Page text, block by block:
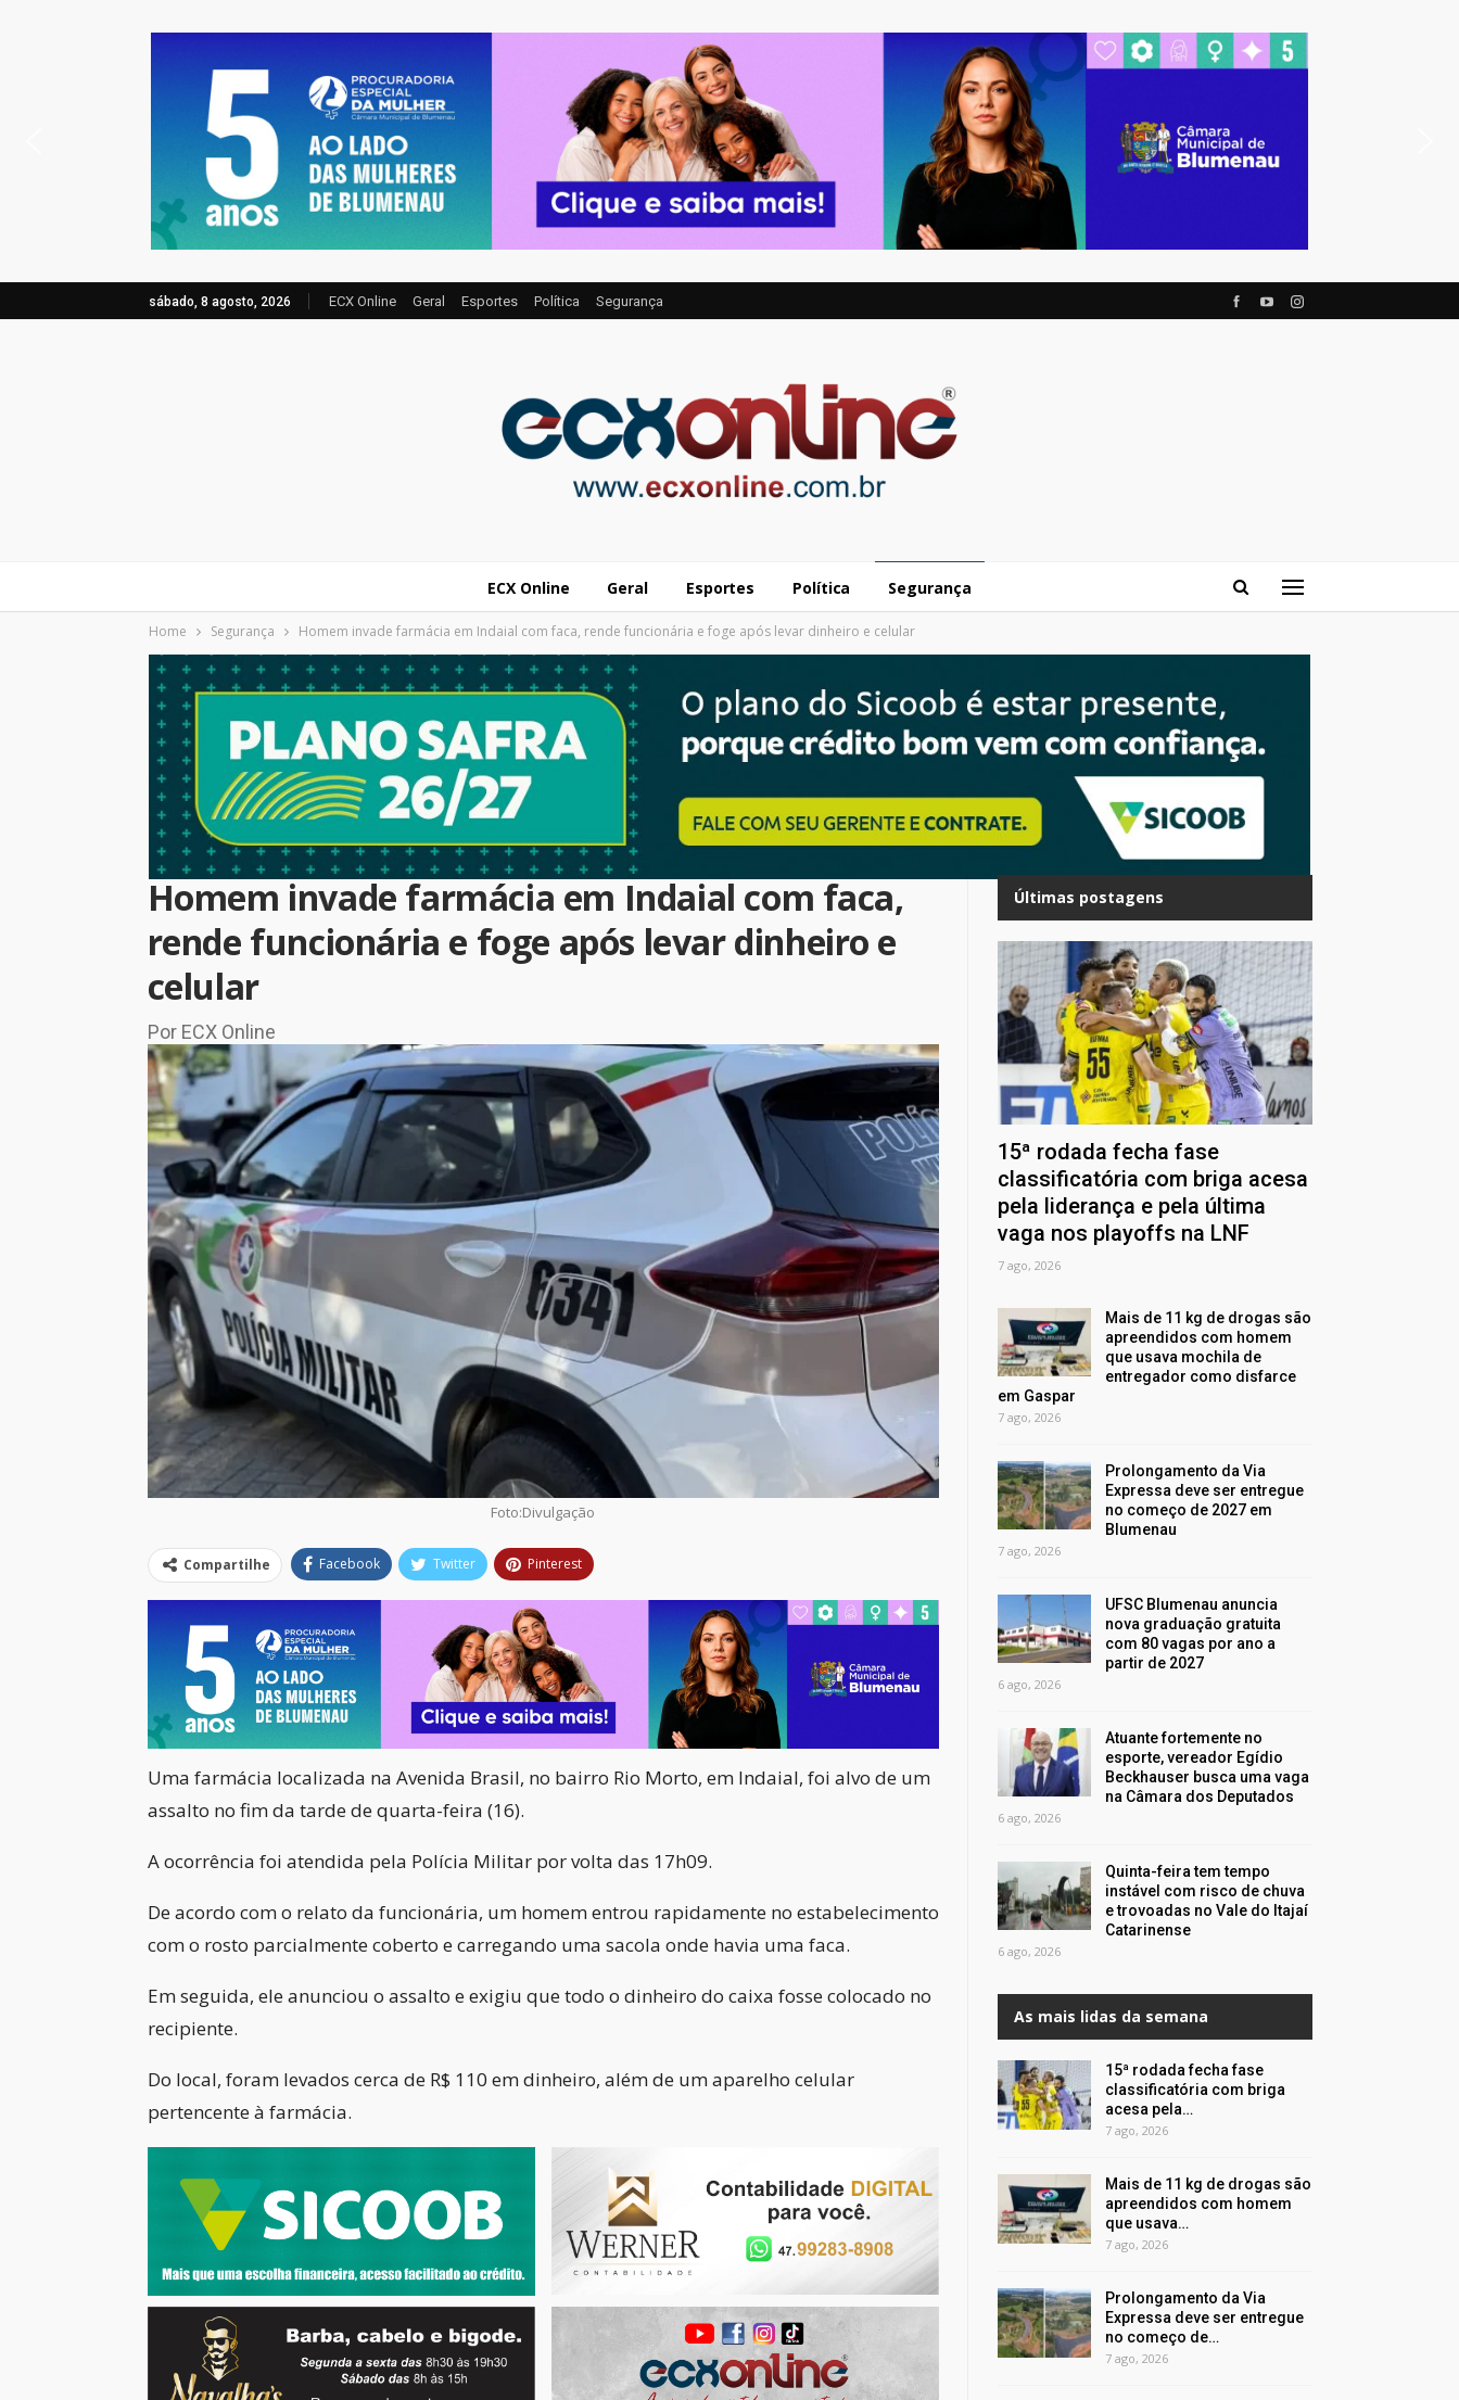
sábado, 8 agosto, 2026 ECX Online Geral Esportes Política Segurança
ECX Online Geral Esportes Política Segurança
Home Segurança Homem invade farmácia em Indaial com faca, rende funcionária e foge após levar dinheiro e celular
Homem invade farmácia em Indaial com faca,
rende funcionária e foge após levar dinheiro e
celular
Por ECX Online
Foto:Divulgação
Compartilhe Facebook Twitter Pinterest
Uma farmácia localizada na Avenida Brasil, no bairro Rio Morto, em Indaial, foi alvo de um
assalto no fim da tarde de quarta-feira (16).
A ocorrência foi atendida pela Polícia Militar por volta das 17h09.
De acordo com o relato da funcionária, um homem entrou rapidamente no estabelecimento
com o rosto parcialmente coberto e carregando uma sacola onde havia uma faca.
Em seguida, ele anunciou o assalto e exigiu que todo o dinheiro do caixa fosse colocado no
recipiente.
Do local, foram levados cerca de R$ 110 em dinheiro, além de um aparelho celular
pertencente à farmácia.
Últimas postagens
15ª rodada fecha fase
classificatória com briga acesa
pela liderança e pela última
vaga nos playoffs na LNF
7 ago, 2026
Mais de 11 kg de drogas são
apreendidos com homem
que usava mochila de
entregador como disfarce
em Gaspar
7 ago, 2026
Prolongamento da Via
Expressa deve ser entregue
no começo de 2027 em
Blumenau
7 ago, 2026
UFSC Blumenau anuncia
nova graduação gratuita
com 80 vagas por ano a
partir de 2027
6 ago, 2026
Atuante fortemente no
esporte, vereador Egídio
Beckhauser busca uma vaga
na Câmara dos Deputados
6 ago, 2026
Quinta-feira tem tempo
instável com risco de chuva
e trovoadas no Vale do Itajaí
Catarinense
6 ago, 2026
As mais lidas da semana
15ª rodada fecha fase
classificatória com briga
acesa pela…
7 ago, 2026
Mais de 11 kg de drogas são
apreendidos com homem
que usava…
7 ago, 2026
Prolongamento da Via
Expressa deve ser entregue
no começo de…
7 ago, 2026